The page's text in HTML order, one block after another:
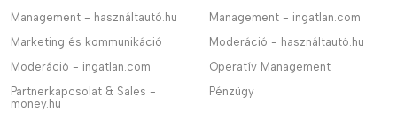
Management - használtautó.hu
Management - ingatlan.com
Marketing és kommunikáció
Moderáció - használtautó.hu
Moderáció - ingatlan.com
Operatív Management
Partnerkapcsolat & Sales -
money.hu
Pénzügy